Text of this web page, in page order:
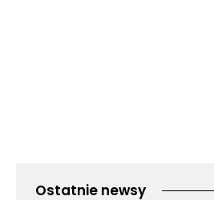
Ostatnie newsy